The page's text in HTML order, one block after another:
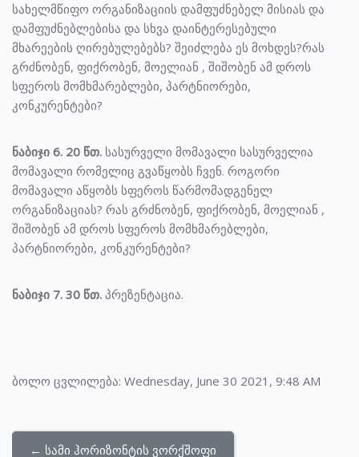
სახელმწიფო ორგანიზაციის დამფუძნებელ მისიას და
დამფუძნებლებისა და სხვა დაინტერესებული
მხარეების ღირებულებებს? შეიძლება ეს მოხდეს?რას
გრძნობენ, ფიქრობენ, მოელიან , შიშობენ ამ დროს
სფეროს მომხმარებლები, პარტნიორები,
კონკურენტები?
ნაბიჯი 6. 20 წთ. სასურველი მომავალი სასურველია
მომავალი რომელიც გვაწყობს ჩვენ. როგორი
მომავალი აწყობს სფეროს წარმომადგენელ
ორგანიზაციას? რას გრძნობენ, ფიქრობენ, მოელიან ,
შიშობენ ამ დროს სფეროს მომხმარებლები,
პარტნიორები, კონკურენტები?
ნაბიჯი 7. 30 წთ. პრეზენტაცია.
ბოლო ცვლილება: Wednesday, June 30 2021, 9:48 AM
← სამი ჰორიზონტის ვორქშოფი